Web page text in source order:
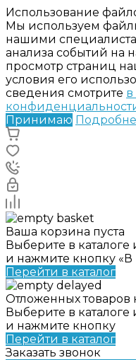
Использование
Мы используем
нашими
анализа событий на
просмотр страниц
условия его
сведения смотрите
Принимаю
Ваша корзина пуста
Выберите в
и нажмите кнопку «В
Перейти в каталог
Отложенных товаров
Выберите в
и нажмите кнопку
Перейти в каталог
Заказать звонок